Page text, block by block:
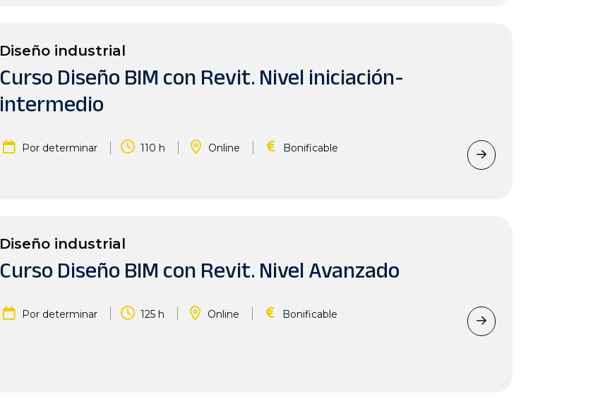
Diseño industrial
Curso Diseño BIM con Revit. Nivel iniciación-
intermedio
Por determinar | 110 h | Online | Bonificable
Diseño industrial
Curso Diseño BIM con Revit. Nivel Avanzado
Por determinar | 125 h | Online | Bonificable